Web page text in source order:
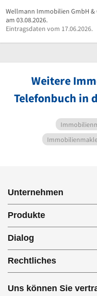
Wellmann Immobilien GmbH
am 03.08.2026.
Eintragsdaten vom 17.06.2026.
Weitere
Telefonbuch in
Unternehmen
Produkte
Dialog
Rechtliches
Uns können Sie